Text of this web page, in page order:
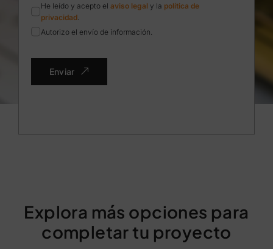
He leído y acepto elaviso legal y la política de
privacidad
Autorizo el envío de información.
Enviar
Explora más opciones para
completar tu proyecto